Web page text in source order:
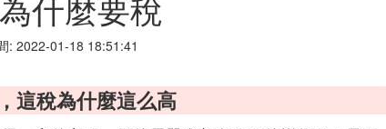
: 2022-01-18 18:51:41
這稅為什麼這么高